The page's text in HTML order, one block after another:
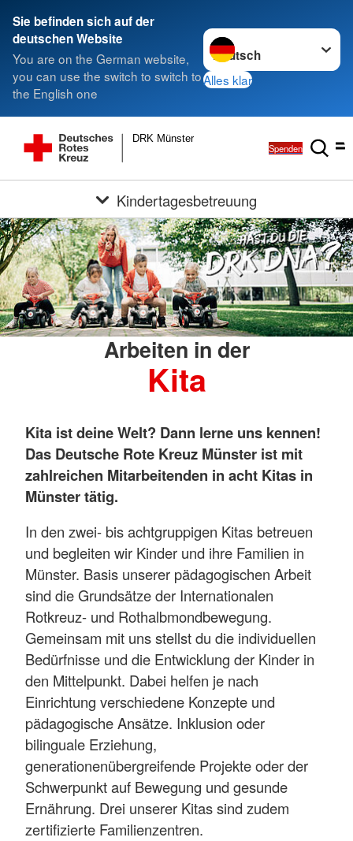
Sie befinden sich auf der
deutschen Website
You are on the German website,
you can use the switch to switch to
the English one
Sprache wechseln zu
Alles klar
DRK Münster
Spenden
Kindertagesbetreuung
Arbeiten in der
Kita
Kita ist deine Welt? Dann lerne uns kennen!
Das Deutsche Rote Kreuz Münster ist mit
zahlreichen Mitarbeitenden in acht Kitas in
Münster tätig.
In den zwei- bis achtgruppigen Kitas betreuen
und begleiten wir Kinder und ihre Familien in
Münster. Basis unserer pädagogischen Arbeit
sind die Grundsätze der Internationalen
Rotkreuz- und Rothalbmondbewegung.
Gemeinsam mit uns stellst du die individuellen
Bedürfnisse und die Entwicklung der Kinder in
den Mittelpunkt. Dabei helfen je nach
Einrichtung verschiedene Konzepte und
pädagogische Ansätze. Inklusion oder
bilinguale Erziehung,
generationenübergreifende Projekte oder der
Schwerpunkt auf Bewegung und gesunde
Ernährung. Drei unserer Kitas sind zudem
zertifizierte Familienzentren.